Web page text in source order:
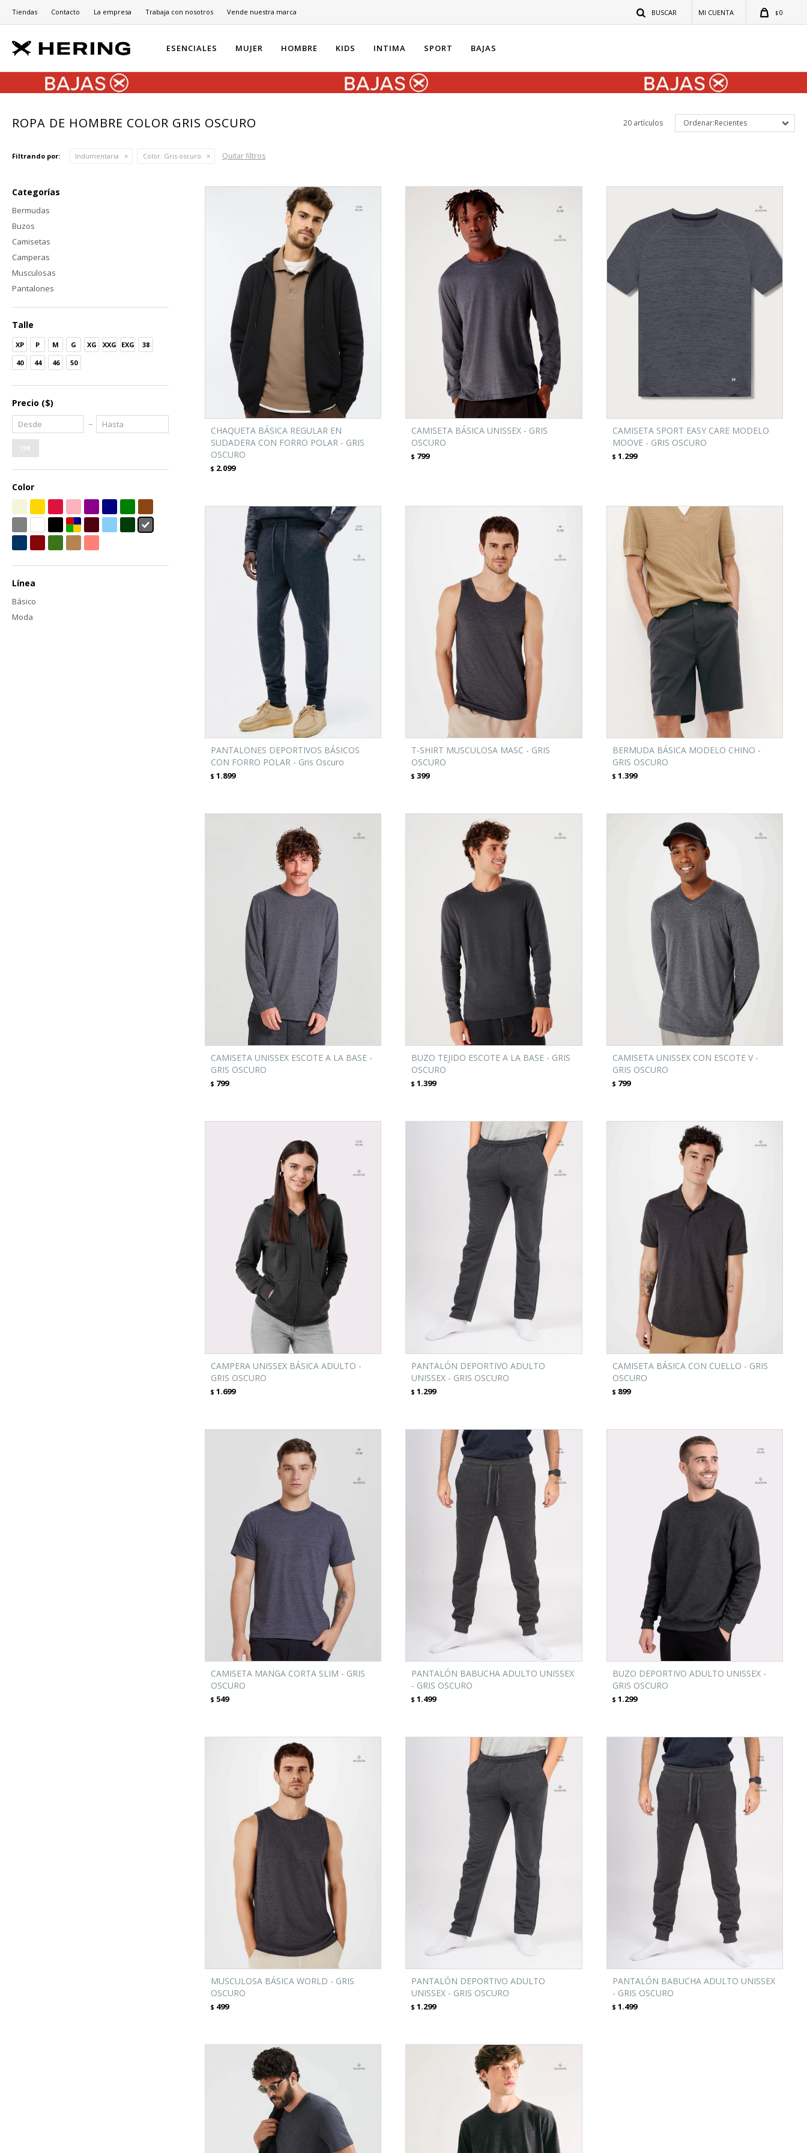
ESENCIALES MUJER HOMBRE KIDS INTIMA SPORT BAJAS
$0
Tiendas Contacto La empresa Trabaja con nosotros Vende nuestra marca
ROPA DE HOMBRE COLOR GRIS OSCURO 20 artículos Recientes
Filtrando por: Indumentaria Color: Gris oscuro Quitar filtros
CHAQUETA BÁSICA REGULAR EN
SUDADERA CON FORRO POLAR - GRIS
OSCURO
$ 2.099
CAMISETA BÁSICA UNISSEX - GRIS
OSCURO
$ 799
CAMISETA SPORT EASY CARE MODELO
MOOVE - GRIS OSCURO
$ 1.299
PANTALONES DEPORTIVOS BÁSICOS
CON FORRO POLAR - Gris Oscuro
$ 1.899
T-SHIRT MUSCULOSA MASC - GRIS
OSCURO
$ 399
BERMUDA BÁSICA MODELO CHINO -
GRIS OSCURO
$ 1.399
CAMISETA UNISSEX ESCOTE A LA BASE -
GRIS OSCURO
$ 799
BUZO TEJIDO ESCOTE A LA BASE - GRIS
OSCURO
$ 1.399
CAMISETA UNISSEX CON ESCOTE V -
GRIS OSCURO
$ 799
CAMPERA UNISSEX BÁSICA ADULTO -
GRIS OSCURO
$ 1.699
PANTALÓN DEPORTIVO ADULTO
UNISSEX - GRIS OSCURO
$ 1.299
CAMISETA BÁSICA CON CUELLO - GRIS
OSCURO
$ 899
CAMISETA MANGA CORTA SLIM - GRIS
OSCURO
$ 549
PANTALÓN BABUCHA ADULTO UNISSEX
- GRIS OSCURO
$ 1.499
BUZO DEPORTIVO ADULTO UNISSEX -
GRIS OSCURO
$ 1.299
MUSCULOSA BÁSICA WORLD - GRIS
OSCURO
$ 499
PANTALÓN DEPORTIVO ADULTO
UNISSEX - GRIS OSCURO
$ 1.299
PANTALÓN BABUCHA ADULTO UNISSEX
- GRIS OSCURO
$ 1.499
Categorías
Bermudas
Buzos
Camisetas
Camperas
Musculosas
Pantalones
Talle
XP P M G XG XXG EXG
38
40
44 46 50
Precio ($)
OK
Color
Línea
Básico
Moda